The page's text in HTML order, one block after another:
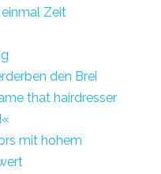
Zeit
den Brei
that hairdresser
mit hohem